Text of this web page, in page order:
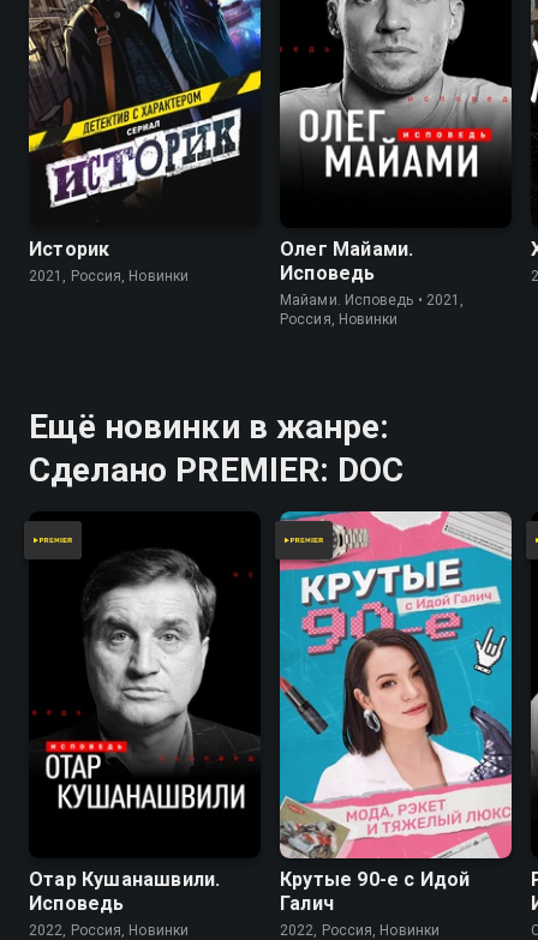
Историк
2021, Россия, Новинки
Олег Майами.
Исповедь
Майами. Исповедь • 2021,
Россия, Новинки
Ещё новинки в жанре:
Сделано PREMIER: DOC
Отар Кушанашвили.
Исповедь
2022, Россия, Новинки
Крутые 90-е с Идой
Галич
2022, Россия, Новинки